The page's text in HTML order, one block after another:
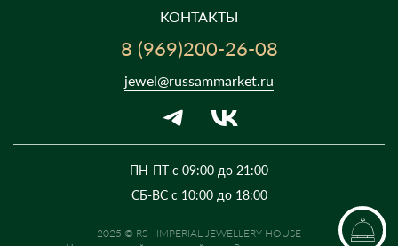
КОНТАКТЫ
8 (969)200-26-08
ПН-ПТ с 09:00 до 21:00
СБ-ВС с 10:00 до 18:00
jewel@russammarket.ru
2025 © RS - IMPERIAL JEWELLERY HOUSE